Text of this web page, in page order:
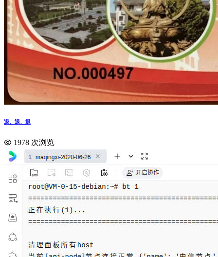
退、退、退
1978 次浏览